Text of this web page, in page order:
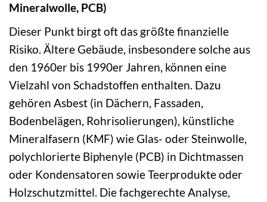
Mineralwolle, PCB)
Dieser Punkt birgt oft das größte finanzielle
Risiko. Ältere Gebäude, insbesondere solche aus
den 1960er bis 1990er Jahren, können eine
Vielzahl von Schadstoffen enthalten. Dazu
gehören Asbest (in Dächern, Fassaden,
Bodenbelägen, Rohrisolierungen), künstliche
Mineralfasern (KMF) wie Glas- oder Steinwolle,
polychlorierte Biphenyle (PCB) in Dichtmassen
oder Kondensatoren sowie Teerprodukte oder
Holzschutzmittel. Die fachgerechte Analyse,